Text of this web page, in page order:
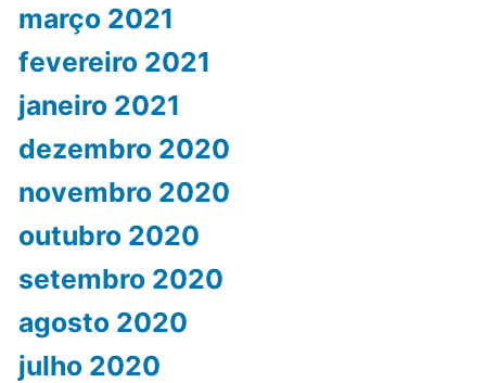
março 2021
fevereiro 2021
janeiro 2021
dezembro 2020
novembro 2020
outubro 2020
setembro 2020
agosto 2020
julho 2020